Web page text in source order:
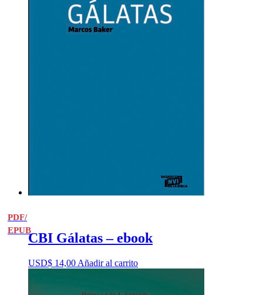
PDF/
EPUBCBI Gálatas – ebook
USD$ 14,00 Añadir al carrito